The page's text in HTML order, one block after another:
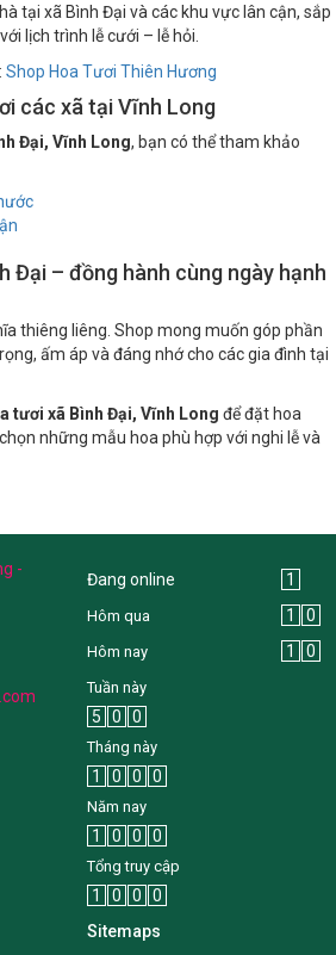
tại xã Bình Đại và các khu vực lân cận, sắp
lịch trình lễ cưới – lễ hỏi.
Shop Hoa Tươi Thiên Hương
các xã tại Vĩnh Long
Đại, Vĩnh Long, bạn có thể tham khảo
Đại – đồng hành cùng ngày hạnh
thiêng liêng. Shop mong muốn góp phần
ấm áp và đáng nhớ cho các gia đình tại
tươi xã Bình Đại, Vĩnh Long để đặt hoa
những mẫu hoa phù hợp với nghi lễ và
-
Đang online 1
Hôm qua 1 0
Hôm nay 1 0
Tuần này
5 0 0
Tháng này
1 0 0 0
Năm nay
1 0 0 0
Tổng truy cập
1 0 0
0
Sitemaps